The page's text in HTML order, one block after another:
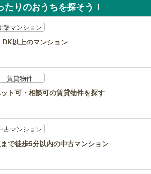
たりのおうちを探そう！
築マンション
以上のマンション
賃貸物件
ト可・相談可の賃貸物件を探す
古マンション
で徒歩5分以内の中古マンション